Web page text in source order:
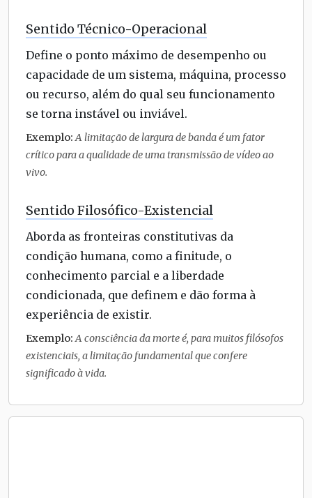
Sentido Técnico-Operacional
Define o ponto máximo de desempenho ou
capacidade de um sistema, máquina, processo
ou recurso, além do qual seu funcionamento
se torna instável ou inviável.
Exemplo:A limitação de largura de banda é um fator
crítico para a qualidade de uma transmissão de vídeo ao
vivo.
Sentido Filosófico-Existencial
Aborda as fronteiras constitutivas da
condição humana, como a finitude, o
conhecimento parcial e a liberdade
condicionada, que definem e dão forma à
experiência de existir.
Exemplo: A consciência da morte é, para muitos filósofos
existenciais, a limitação fundamental que confere
significado à vida.